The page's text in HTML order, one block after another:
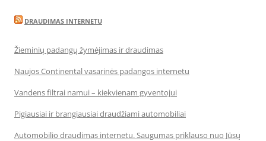
DRAUDIMAS INTERNETU
Žieminių padangų žymėjimas ir draudimas
Naujos Continental vasarinės padangos internetu
Vandens filtrai namui – kiekvienam gyventojui
Pigiausiai ir brangiausiai draudžiami automobiliai
Automobilio draudimas internetu. Saugumas priklauso nuo Jūsų